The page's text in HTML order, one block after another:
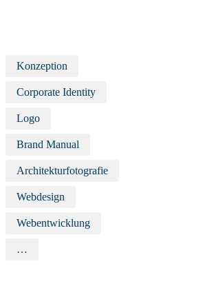
Konzeption
Corporate Identity
Logo
Brand Manual
Architekturfotografie
Webdesign
Webentwicklung
…